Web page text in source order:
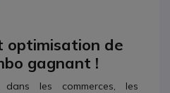
optimisation de
gagnant !
les commerces, les